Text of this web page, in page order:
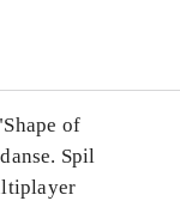
of
Spil